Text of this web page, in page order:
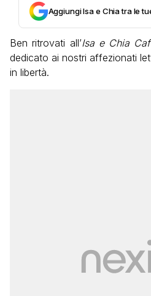
Aggiungi Isa e Chia tra le
Ben ritrovati all’Isa e Chia
dedicato ai nostri affezionati
in libertà.